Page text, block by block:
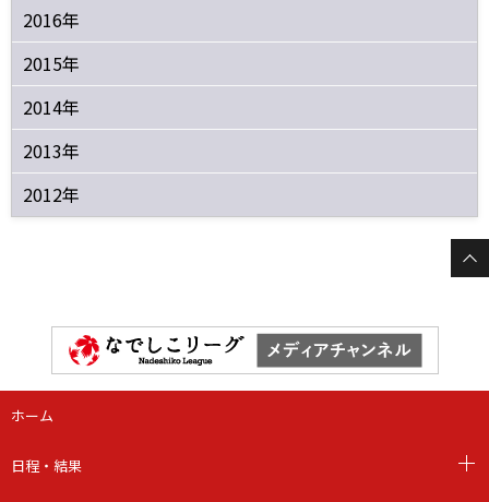
2016年
2015年
2014年
2013年
2012年
ホーム
日程・結果